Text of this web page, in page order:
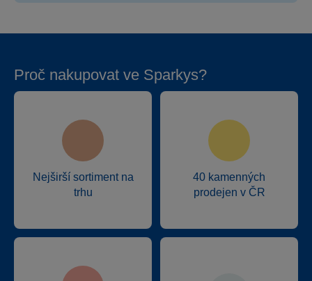
Proč nakupovat ve Sparkys?
Nejširší sortiment na
trhu
40 kamenných
prodejen v ČR